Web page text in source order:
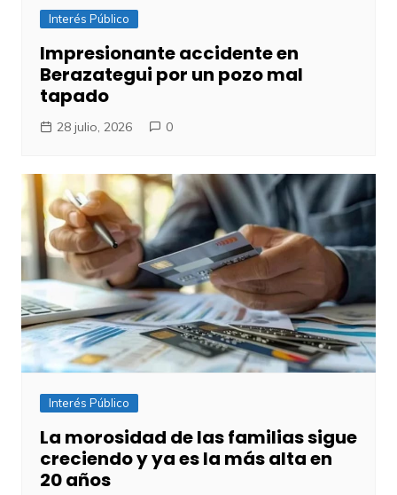
Interés Público
Impresionante accidente en
Berazategui por un pozo mal
tapado
28 julio, 2026 0
Interés Público
​La morosidad de las familias sigue
creciendo y ya es la más alta en
20 años